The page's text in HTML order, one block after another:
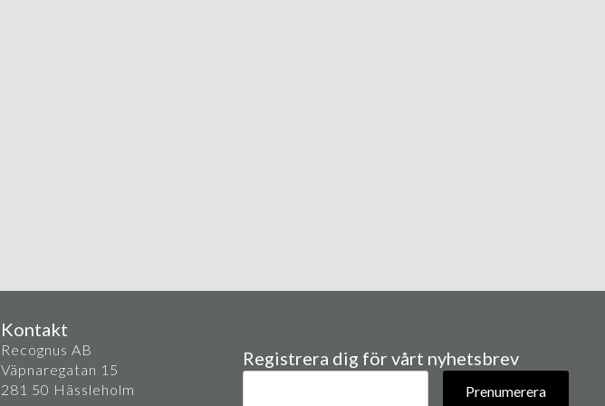
Kontakt
Recognus AB
Väpnaregatan 15
281 50 Hässleholm
Registrera dig för vårt nyhetsbrev
E-
Prenumerera